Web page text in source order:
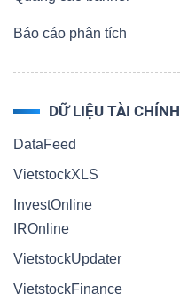
Báo cáo phân tích
DỮ LIỆU TÀI CHÍNH
DataFeed
VietstockXLS
InvestOnline
IROnline
VietstockUpdater
VietstockFinance